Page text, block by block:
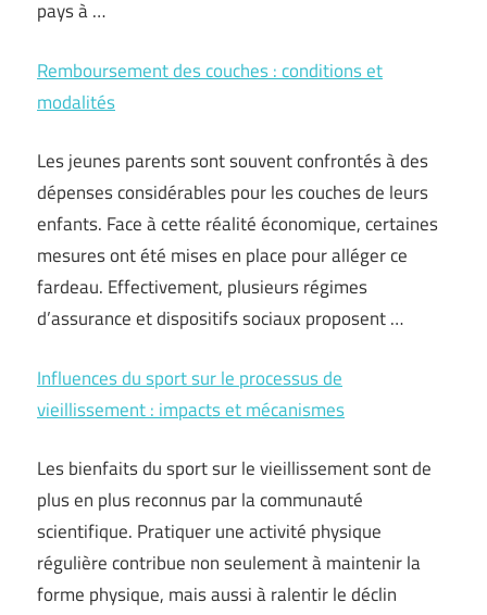
pays à …
Remboursement des couches : conditions et
modalités
Les jeunes parents sont souvent confrontés à des
dépenses considérables pour les couches de leurs
enfants. Face à cette réalité économique, certaines
mesures ont été mises en place pour alléger ce
fardeau. Effectivement, plusieurs régimes
d’assurance et dispositifs sociaux proposent …
Influences du sport sur le processus de
vieillissement : impacts et mécanismes
Les bienfaits du sport sur le vieillissement sont de
plus en plus reconnus par la communauté
scientifique. Pratiquer une activité physique
régulière contribue non seulement à maintenir la
forme physique, mais aussi à ralentir le déclin